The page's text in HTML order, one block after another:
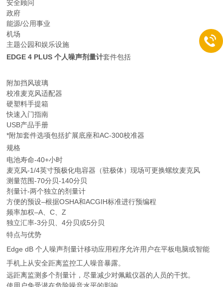
安全顾问
政府
能源/公用事业
机场
主题公园和娱乐设施
EDGE 4 PLUS 个人噪声剂量计套件包括
附加挡风玻璃
校准麦克风适配器
硬塑料手提箱
快速入门指南
USB产品手册
*附加套件选项包括扩展底座和AC-300校准器
规格
电池寿命-40+小时
麦克风-1/4英寸预极化电容器（驻极体）现场可更换螺纹麦克风
测量范围-70分贝-140分贝
剂量计-两个独立的剂量计
方便的预设–根据OSHA和ACGIH标准进行预编程
频率加权–A、C、Z
独立汇率-3分贝、4分贝或5分贝
特点与优势
Edge dB 个人噪声剂量计移动应用程序允许用户在平板电脑或智能
手机上从安全距离监控工人噪音暴露。
远距离监测多个剂量计，尽量减少对佩戴仪器的人员的干扰。